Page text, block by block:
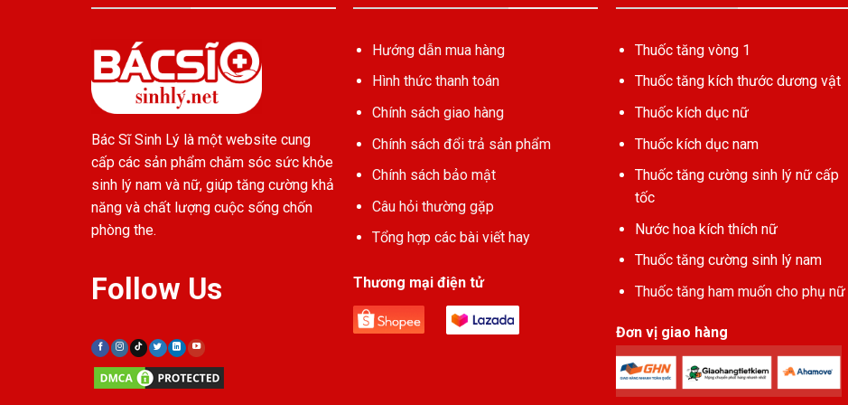
Bác Sĩ Sinh Lý là một website cung
cấp các sản phẩm chăm sóc sức khỏe
sinh lý nam và nữ, giúp tăng cường khả
năng và chất lượng cuộc sống chốn
phòng the.
Follow Us
Hướng dẫn mua hàng
Hình thức thanh toán
Chính sách giao hàng
Chính sách đổi trả sản phẩm
Chính sách bảo mật
Câu hỏi thường gặp
Tổng hợp các bài viết hay
Thương mại điện tử
Thuốc tăng vòng 1
Thuốc tăng kích thước dương vật
Thuốc kích dục nữ
Thuốc kích dục nam
Thuốc tăng cường sinh lý nữ cấp
tốc
Nước hoa kích thích nữ
Thuốc tăng cường sinh lý nam
Thuốc tăng ham muốn cho phụ nữ
Đơn vị giao hàng